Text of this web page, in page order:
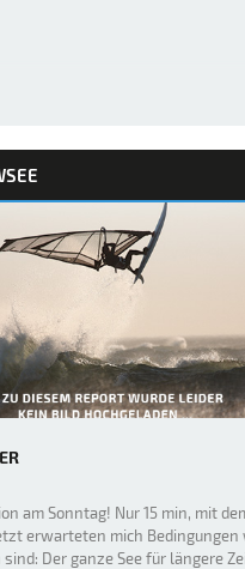
am Sonntag! Nur 15 min, mit
erwarteten mich Bedingungen
Der ganze See für längere